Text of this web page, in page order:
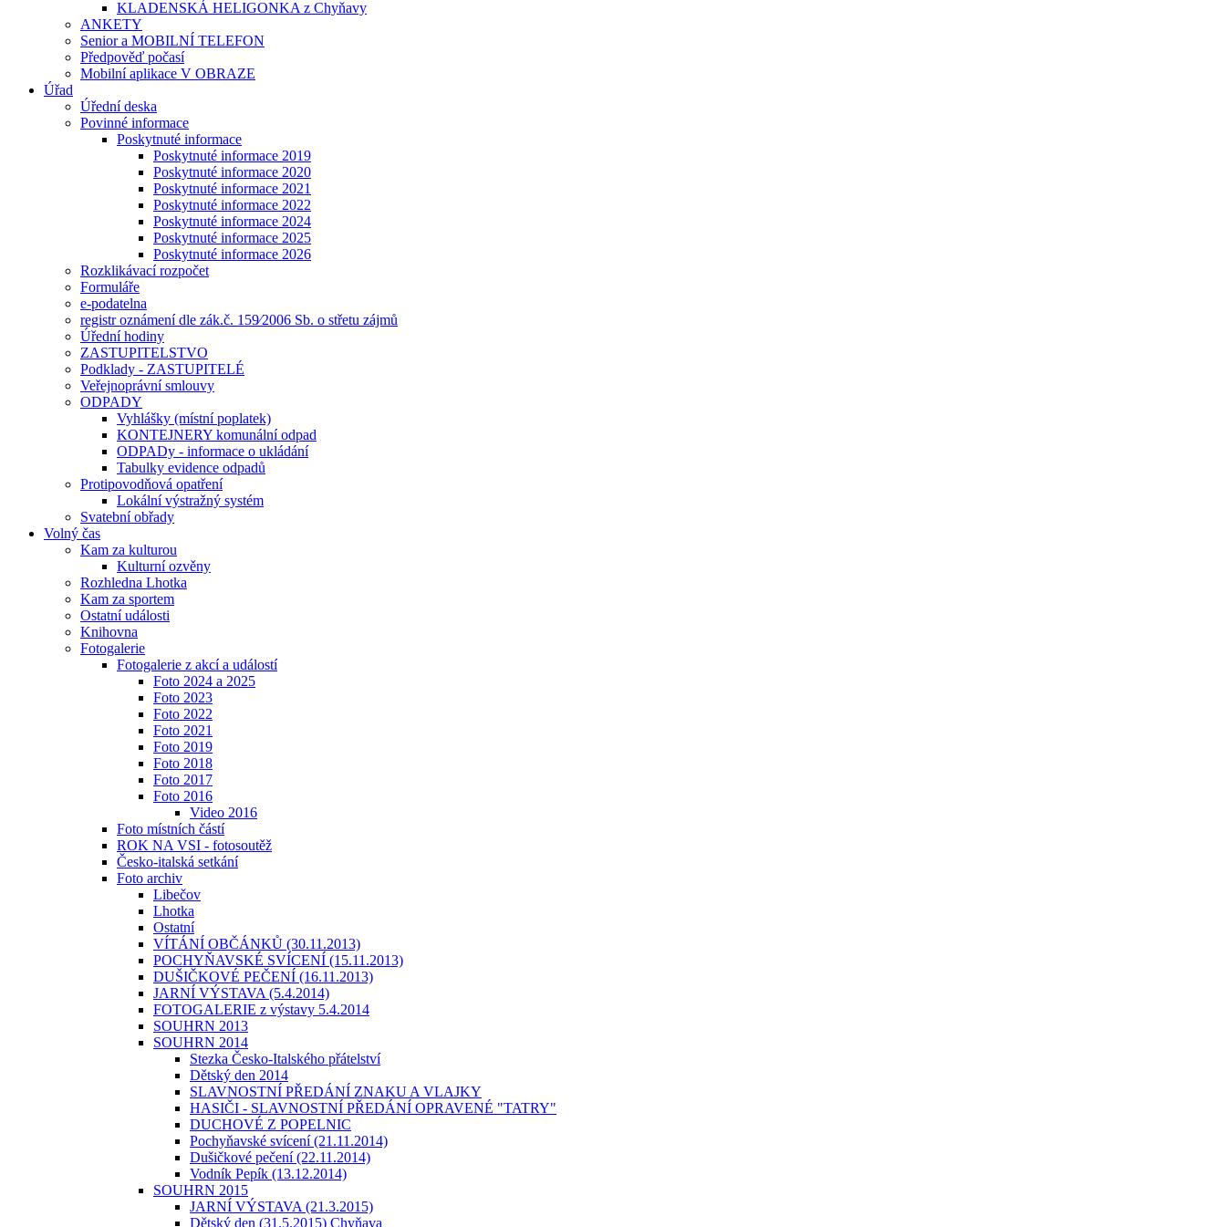
KLADENSKÁ HELIGONKA z Chyňavy
ANKETY
Senior a MOBILNÍ TELEFON
Předpověď počasí
Mobilní aplikace V OBRAZE
Úřad
Úřední deska
Povinné informace
Poskytnuté informace
Poskytnuté informace 2019
Poskytnuté informace 2020
Poskytnuté informace 2021
Poskytnuté informace 2022
Poskytnuté informace 2024
Poskytnuté informace 2025
Poskytnuté informace 2026
Rozklikávací rozpočet
Formuláře
e-podatelna
registr oznámení dle zák.č. 159⁄2006 Sb. o střetu zájmů
Úřední hodiny
ZASTUPITELSTVO
Podklady - ZASTUPITELÉ
Veřejnoprávní smlouvy
ODPADY
Vyhlášky (místní poplatek)
KONTEJNERY komunální odpad
ODPADy - informace o ukládání
Tabulky evidence odpadů
Protipovodňová opatření
Lokální výstražný systém
Svatební obřady
Volný čas
Kam za kulturou
Kulturní ozvěny
Rozhledna Lhotka
Kam za sportem
Ostatní události
Knihovna
Fotogalerie
Fotogalerie z akcí a událostí
Foto 2024 a 2025
Foto 2023
Foto 2022
Foto 2021
Foto 2019
Foto 2018
Foto 2017
Foto 2016
Video 2016
Foto místních částí
ROK NA VSI - fotosoutěž
Česko-italská setkání
Foto archiv
Libečov
Lhotka
Ostatní
VÍTÁNÍ OBČÁNKŮ (30.11.2013)
POCHYŇAVSKÉ SVÍCENÍ (15.11.2013)
DUŠIČKOVÉ PEČENÍ (16.11.2013)
JARNÍ VÝSTAVA (5.4.2014)
FOTOGALERIE z výstavy 5.4.2014
SOUHRN 2013
SOUHRN 2014
Stezka Česko-Italského přátelství
Dětský den 2014
SLAVNOSTNÍ PŘEDÁNÍ ZNAKU A VLAJKY
HASIČI - SLAVNOSTNÍ PŘEDÁNÍ OPRAVENÉ "TATRY"
DUCHOVÉ Z POPELNIC
Pochyňavské svícení (21.11.2014)
Dušičkové pečení (22.11.2014)
Vodník Pepík (13.12.2014)
SOUHRN 2015
JARNÍ VÝSTAVA (21.3.2015)
Dětský den (31.5.2015) Chyňava